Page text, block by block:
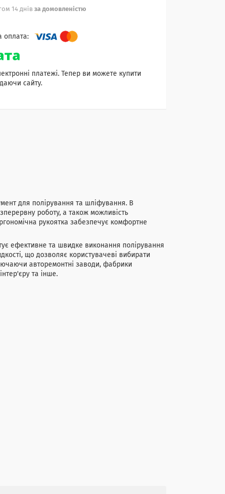
14 днів за домовленістю
платежі. Тепер ви можете купити
сайту.
для полірування та шліфування. В
роботу, а також можливість
рукоятка забезпечує комфортне
ефективне та швидке виконання полірування
що дозволяє користувачеві вибирати
авторемонтні заводи, фабрики
та інше.